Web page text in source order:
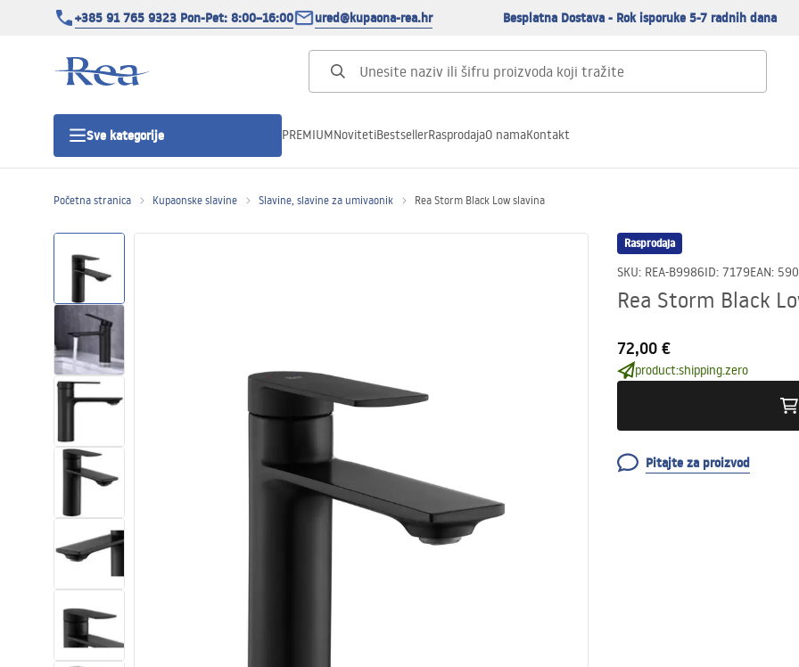
+385 91 765 9323 Pon-Pet: 8:00–16:00 ured@kupaona-rea.hr Besplatna Dostava - Rok isporuke 5-7 radnih dana
Sve kategorije
Tuš kade
Tuš Kanalice
Umivaonici
Kade i paravani
Miješalice, pipe, slavine
Tuševi
PREMIUMNovitetiBestsellerRasprodajaO namaKontakt
Početna stranica Kupaonske slavine Slavine, slavine za umivaonik Rea Storm Black Low slavina
Rasprodaja
SKU: REA-B9986ID: 7179EAN:
Rea Storm Black
72,00 €
product:shipping.zero
Pitajte za proizvod